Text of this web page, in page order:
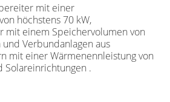
mit einer
höchstens 70 kW,
mit einem Speichervolumen von
Verbundanlagen aus
mit einer Wärmenennleistung von
Solareinrichtungen .